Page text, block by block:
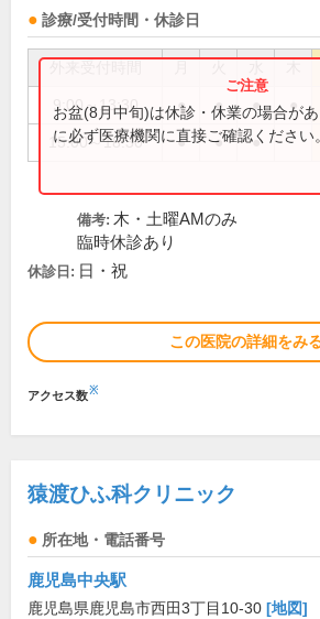
診療/受付時間・休診日
9:00～13:30 ● ● ● ●
15:00～18:30 ● ● ●
お盆(8月中旬)は休診・休業の場合が
に必ず医療機関に直接ご確認ください。
備考: 木・土曜AMのみ
臨時休診あり
休診日: 日・祝
この医院の詳細をみ
アクセス数※
猿渡ひふ科クリニック
所在地・電話番号
鹿児島中央駅
鹿児島県鹿児島市西田3丁目10-30 [地図]